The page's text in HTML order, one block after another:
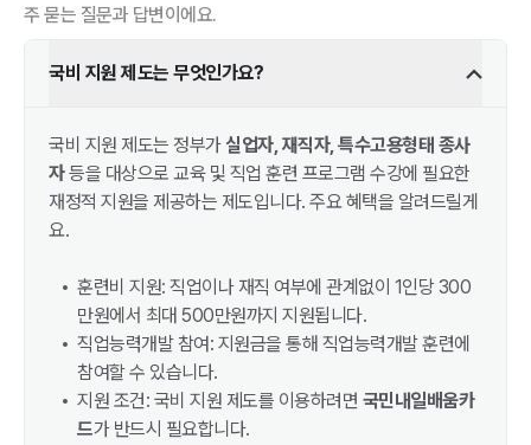
주 묻는 질문과 답변이에요.
국비 지원 제도는 무엇인가요?
국비 지원 제도는 정부가실업자, 재직자, 특수고용형태 종사
자등을 대상으로 교육 및 직업 훈련 프로그램 수강에 필요한
재정적 지원을 제공하는 제도입니다. 주요 혜택을 알려드릴게
요.
훈련비 지원: 직업이나 재직 여부에 관계없이 1인당 300
만원에서 최대 500만원까지 지원됩니다.
직업능력개발 참여: 지원금을 통해 직업능력개발 훈련에
참여할 수 있습니다.
지원 조건: 국비 지원 제도를 이용하려면 국민내일배움카
드가 반드시 필요합니다.